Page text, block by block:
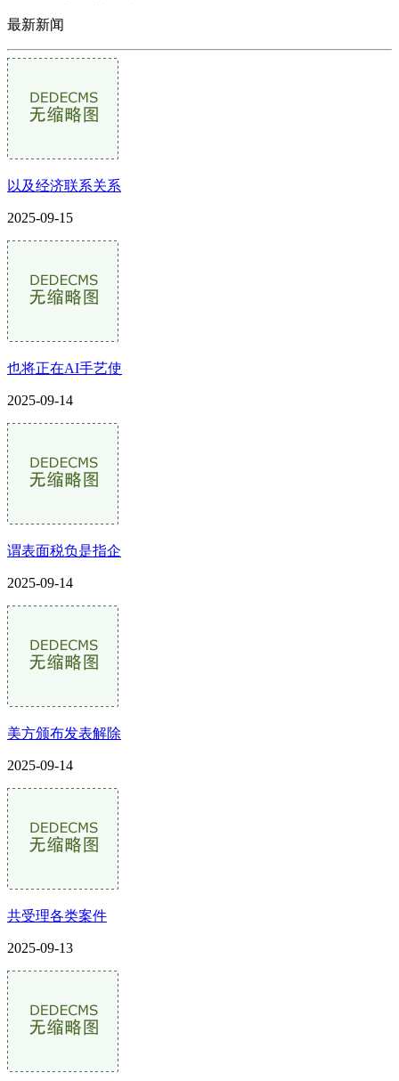
最新新闻
以及经济联系关系
2025-09-15
也将正在AI手艺使
2025-09-14
谓表面税负是指企
2025-09-14
美方颁布发表解除
2025-09-14
共受理各类案件
2025-09-13